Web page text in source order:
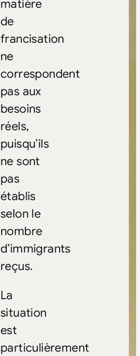
matière
de
francisation
ne
correspondent
pas aux
besoins
réels,
puisqu’ils
ne sont
pas
établis
selon le
nombre
d’immigrants
reçus.
La
situation
est
particulièrement